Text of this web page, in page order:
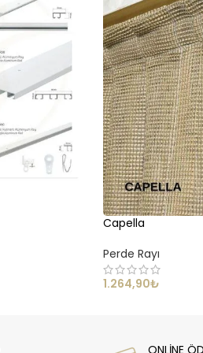
Capella
Perde Rayı
1.264,90₺